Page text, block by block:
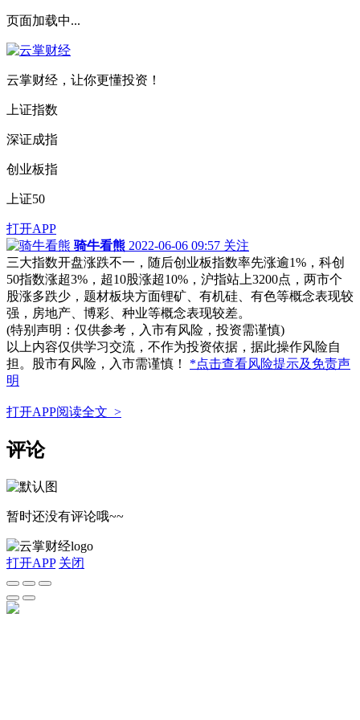
页面加载中...
云掌财经，让你更懂投资！
上证指数
深证成指
创业板指
上证50
打开APP
骑牛看熊 2022-06-06 09:57 关注
三大指数开盘涨跌不一，随后创业板指数率先涨逾1%，科创
50指数涨超3%，超10股涨超10%，沪指站上3200点，两市个
股涨多跌少，题材板块方面锂矿、有机硅、有色等概念表现较
强，房地产、博彩、种业等概念表现较差。
(特别声明：仅供参考，入市有风险，投资需谨慎)
以上内容仅供学习交流，不作为投资依据，据此操作风险自
担。股市有风险，入市需谨慎！ *点击查看风险提示及免责声
明
打开APP阅读全文 >
评论
暂时还没有评论哦~~
打开APP 关闭